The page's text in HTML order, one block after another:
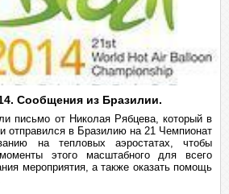
Сообщения из Бразилии.
письмо от Николая Рябцева, который в
отправился в Бразилию на 21 Чемпионат
на тепловых аэростатах, чтобы
этого масштабного для всего
мероприятия, а также оказать помощь